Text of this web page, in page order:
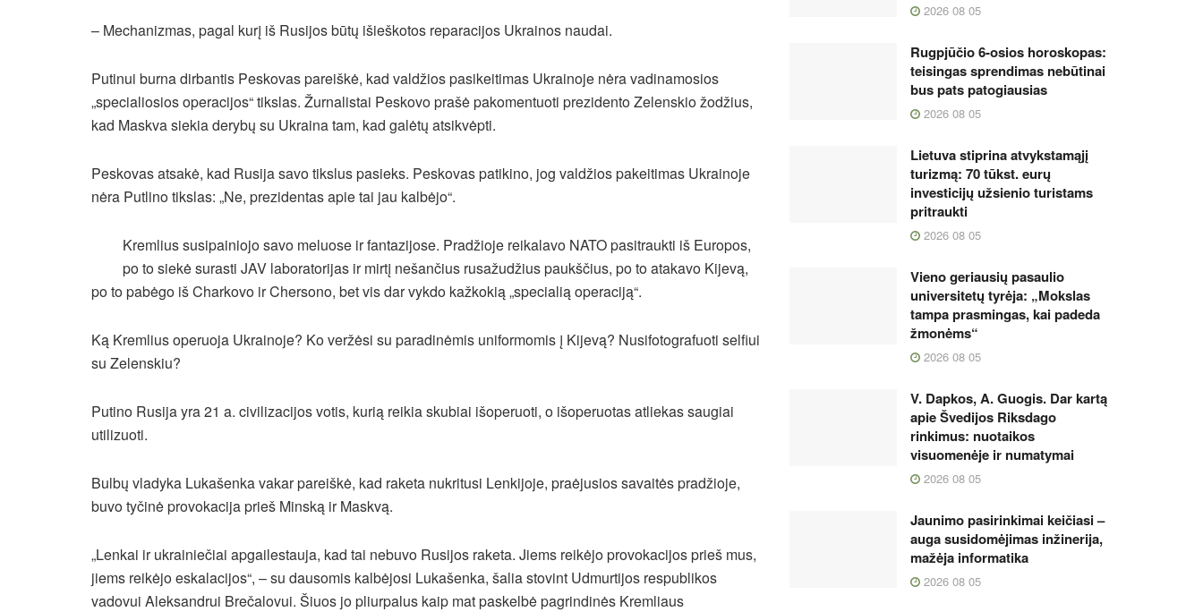
– Mechanizmas, pagal kurį iš Rusijos būtų išieškotos reparacijos Ukrainos naudai.
Putinui burna dirbantis Peskovas pareiškė, kad valdžios pasikeitimas Ukrainoje nėra vadinamosios
„specialiosios operacijos“ tikslas. Žurnalistai Peskovo prašė pakomentuoti prezidento Zelenskio žodžius,
kad Maskva siekia derybų su Ukraina tam, kad galėtų atsikvėpti.
Peskovas atsakė, kad Rusija savo tikslus pasieks. Peskovas patikino, jog valdžios pakeitimas Ukrainoje
nėra Putlino tikslas: „Ne, prezidentas apie tai jau kalbėjo“.
Kremlius susipainiojo savo meluose ir fantazijose. Pradžioje reikalavo NATO pasitraukti iš Europos,
po to siekė surasti JAV laboratorijas ir mirtį nešančius rusažudžius paukščius, po to atakavo Kijevą,
po to pabėgo iš Charkovo ir Chersono, bet vis dar vykdo kažkokią „specialią operaciją“.
Ką Kremlius operuoja Ukrainoje? Ko veržėsi su paradinėmis uniformomis į Kijevą? Nusifotografuoti selfiui
su Zelenskiu?
Putino Rusija yra 21 a. civilizacijos votis, kurią reikia skubiai išoperuoti, o išoperuotas atliekas saugiai
utilizuoti.
Bulbų vladyka Lukašenka vakar pareiškė, kad raketa nukritusi Lenkijoje, praėjusios savaitės pradžioje,
buvo tyčinė provokacija prieš Minską ir Maskvą.
„Lenkai ir ukrainiečiai apgailestauja, kad tai nebuvo Rusijos raketa. Jiems reikėjo provokacijos prieš mus,
jiems reikėjo eskalacijos“, – su dausomis kalbėjosi Lukašenka, šalia stovint Udmurtijos respublikos
vadovui Aleksandrui Brečalovui. Šiuos jo pliurpalus kaip mat paskelbė pagrindinės Kremliaus
2026 08 05
Rugpjūčio 6-osios horoskopas:
teisingas sprendimas nebūtinai
bus pats patogiausias
2026 08 05
Lietuva stiprina atvykstamąjį
turizmą: 70 tūkst. eurų
investicijų užsienio turistams
pritraukti
2026 08 05
Vieno geriausių pasaulio
universitetų tyrėja: „Mokslas
tampa prasmingas, kai padeda
žmonėms“
2026 08 05
V. Dapkos, A. Guogis. Dar kartą
apie Švedijos Riksdago
rinkimus: nuotaikos
visuomenėje ir numatymai
2026 08 05
Jaunimo pasirinkimai keičiasi –
auga susidomėjimas inžinerija,
mažėja informatika
2026 08 05